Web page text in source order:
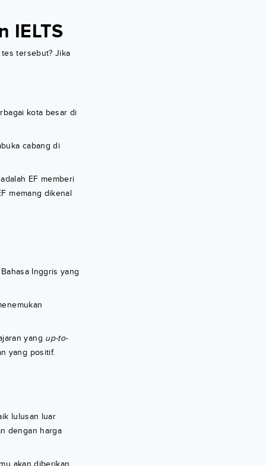
IELTS
tersebut? Jika
kota besar di
cabang di
EF memberi
memang dikenal
Inggris yang
yang up-to-
yang positif.
lulusan luar
dengan harga